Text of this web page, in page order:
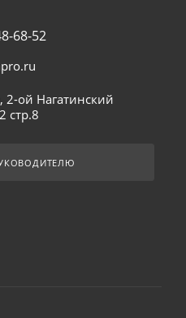
68-52
2-ой Нагатинский
стр.8